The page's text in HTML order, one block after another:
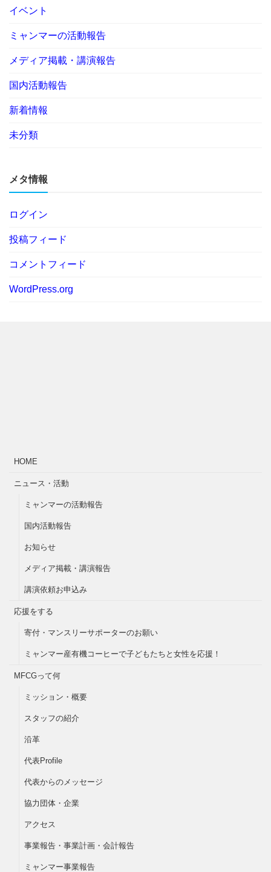
イベント
ミャンマーの活動報告
メディア掲載・講演報告
国内活動報告
新着情報
未分類
メタ情報
ログイン
投稿フィード
コメントフィード
WordPress.org
HOME
ニュース・活動
ミャンマーの活動報告
国内活動報告
お知らせ
メディア掲載・講演報告
講演依頼お申込み
応援をする
寄付・マンスリーサポーターのお願い
ミャンマー産有機コーヒーで子どもたちと女性を応援！
MFCGって何
ミッション・概要
スタッフの紹介
沿革
代表Profile
代表からのメッセージ
協力団体・企業
アクセス
事業報告・事業計画・会計報告
ミャンマー事業報告